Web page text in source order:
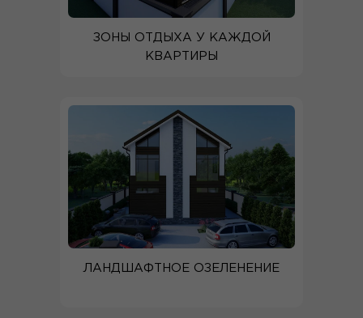
ЗОНЫ ОТДЫХА У КАЖДОЙ
КВАРТИРЫ
ЛАНДШАФТНОЕ ОЗЕЛЕНЕНИЕ